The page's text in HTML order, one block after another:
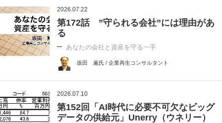
2026.07.22
第172話 ”守られる会社”には理由があ
る
あなたの会社と資産を守る一手
坂田 薫氏 / 企業再生コンサルタント
2026.07.10
第152回「AI時代に必要不可欠なビッグ
データの供給元」Unerry（ウネリー）